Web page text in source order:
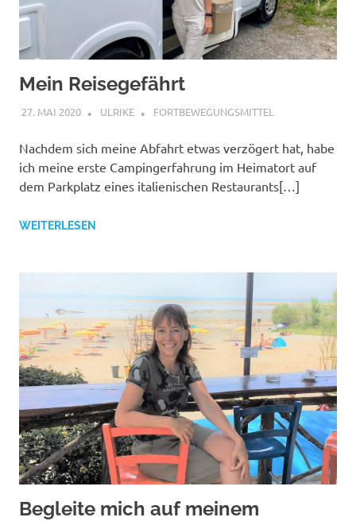
Mein Reisegefährt
27. MAI 2020 ULRIKE FORTBEWEGUNGSMITTEL
Nachdem sich meine Abfahrt etwas verzögert hat, habe
ich meine erste Campingerfahrung im Heimatort auf
dem Parkplatz eines italienischen Restaurants[…]
WEITERLESEN
Begleite mich auf meinem